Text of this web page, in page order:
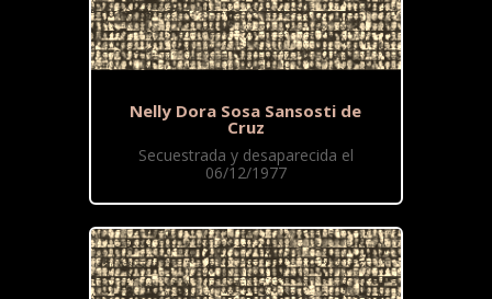
Nelly Dora Sosa Sansosti de
Cruz
Secuestrada y desaparecida el
06/12/1977